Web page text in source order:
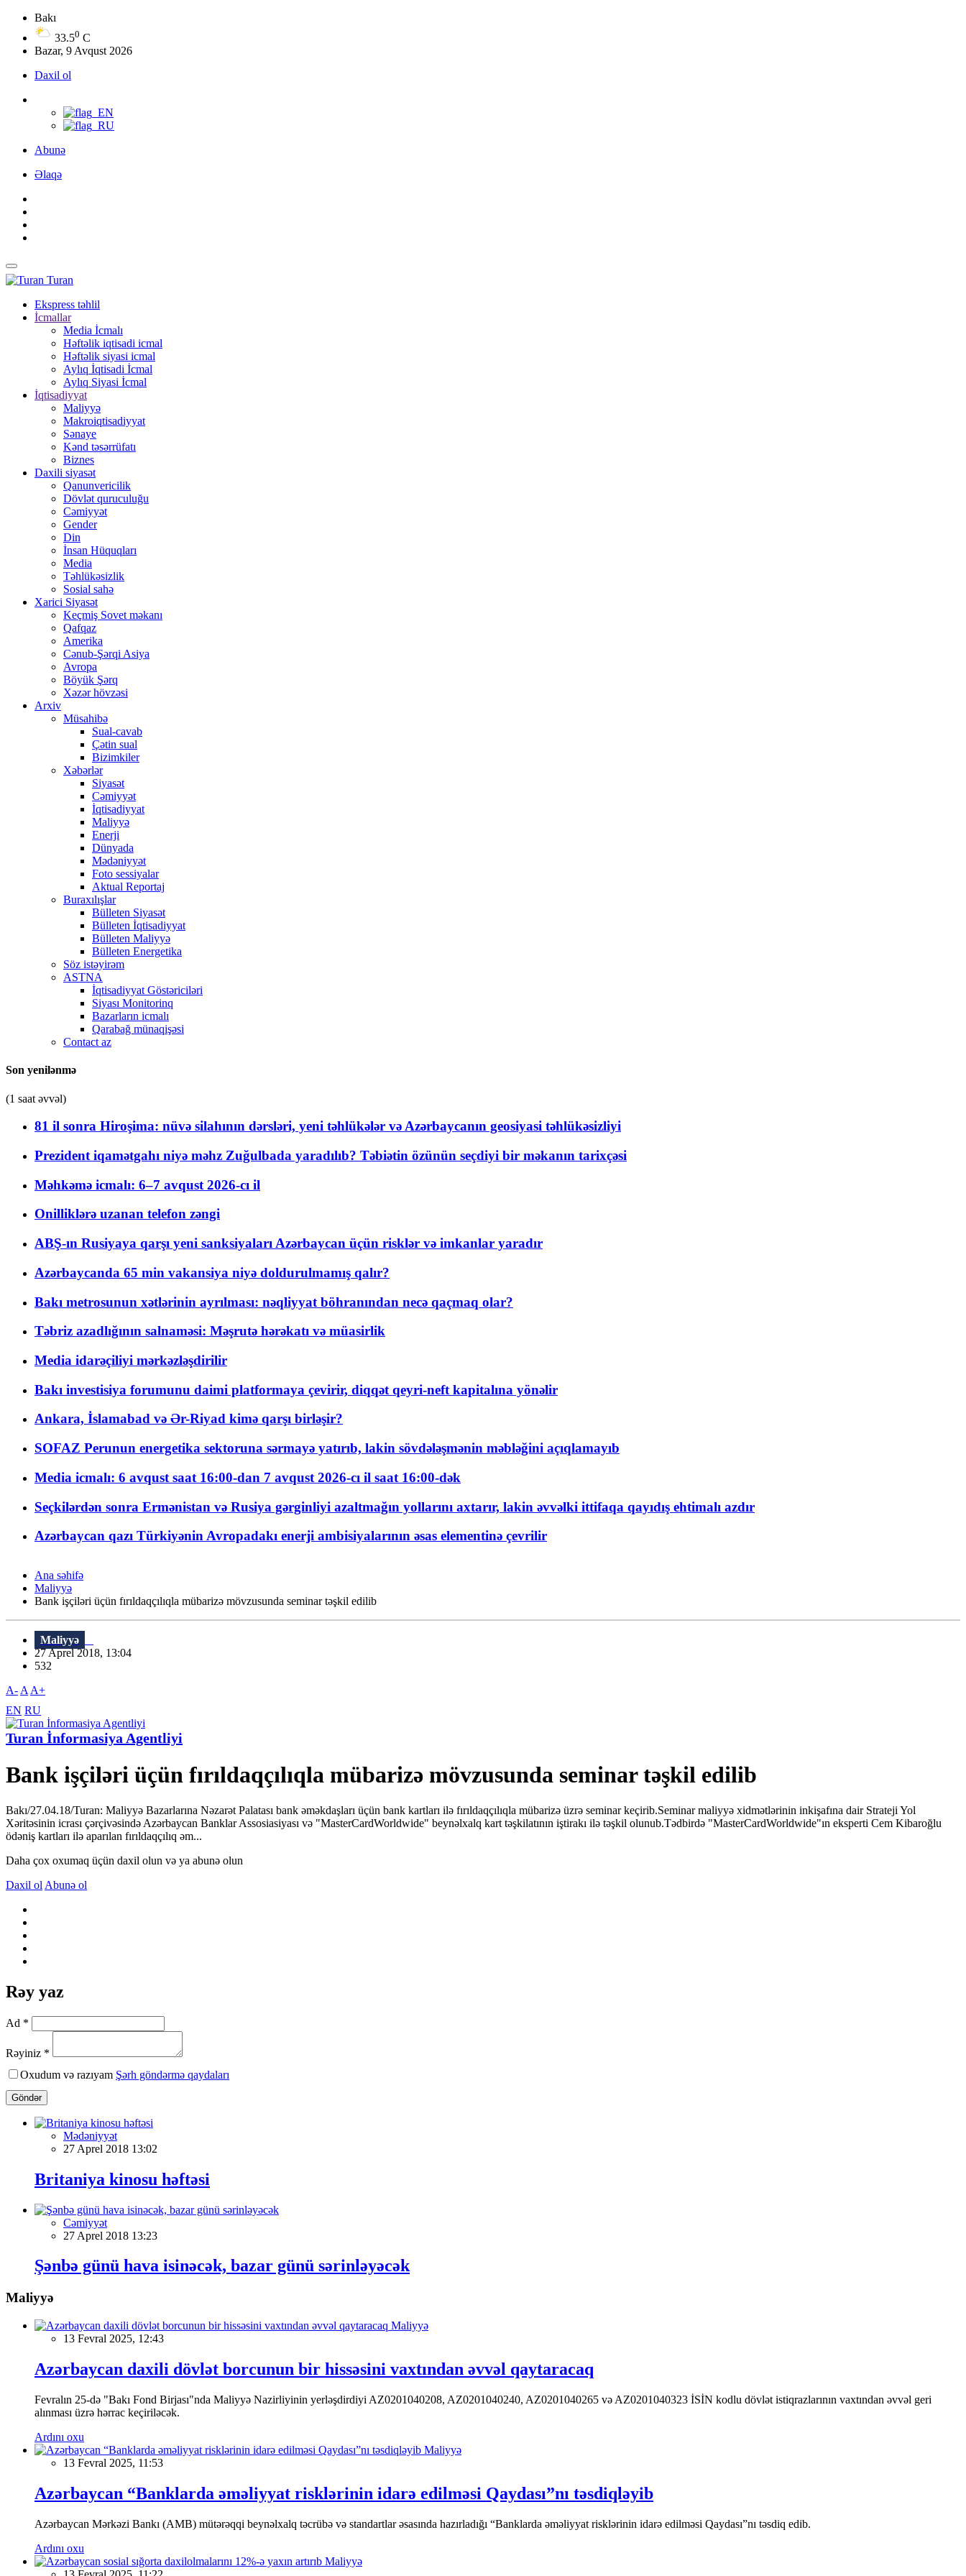
Bakı
33.50 C
Bazar, 9 Avqust 2026
Daxil ol
Abunə
Əlaqə
Turan
Ekspress təhlil
İcmallar
Media İcmalı
Həftəlik iqtisadi icmal
Həftəlik siyasi icmal
Aylıq İqtisadi İcmal
Aylıq Siyasi İcmal
İqtisadiyyat
Maliyyə
Makroiqtisadiyyat
Sənaye
Kənd təsərrüfatı
Biznes
Daxili siyasət
Qanunvericilik
Dövlət quruculuğu
Cəmiyyət
Gender
Din
İnsan Hüquqları
Media
Təhlükəsizlik
Sosial sahə
Xarici Siyasət
Keçmiş Sovet məkanı
Qafqaz
Amerika
Cənub-Şərqi Asiya
Avropa
Böyük Şərq
Xəzər hövzəsi
Arxiv
Müsahibə
Sual-cavab
Çətin sual
Bizimkiler
Xəbərlər
Siyasət
Cəmiyyət
İqtisadiyyat
Maliyyə
Enerji
Dünyada
Mədəniyyət
Foto sessiyalar
Aktual Reportaj
Buraxılışlar
Bülleten Siyasət
Bülleten İqtisadiyyat
Bülleten Maliyyə
Bülleten Energetika
Söz istəyirəm
ASTNA
İqtisadiyyat Göstəriciləri
Siyası Monitorinq
Bazarların icmalı
Qarabağ münaqişəsi
Contact az
Son yenilənmə
(1 saat əvvəl)
81 il sonra Hiroşima: nüvə silahının dərsləri, yeni təhlükələr və Azərbaycanın geosiyasi təhlükəsizliyi
Prezident iqamətgahı niyə məhz Zuğulbada yaradılıb? Təbiətin özünün seçdiyi bir məkanın tarixçəsi
Məhkəmə icmalı: 6–7 avqust 2026-cı il
Onilliklərə uzanan telefon zəngi
ABŞ-ın Rusiyaya qarşı yeni sanksiyaları Azərbaycan üçün risklər və imkanlar yaradır
Azərbaycanda 65 min vakansiya niyə doldurulmamış qalır?
Bakı metrosunun xətlərinin ayrılması: nəqliyyat böhranından necə qaçmaq olar?
Təbriz azadlığının salnaməsi: Məşrutə hərəkatı və müasirlik
Media idarəçiliyi mərkəzləşdirilir
Bakı investisiya forumunu daimi platformaya çevirir, diqqət qeyri-neft kapitalına yönəlir
Ankara, İslamabad və Ər-Riyad kimə qarşı birləşir?
SOFAZ Perunun energetika sektoruna sərmayə yatırıb, lakin sövdələşmənin məbləğini açıqlamayıb
Media icmalı: 6 avqust saat 16:00-dan 7 avqust 2026-cı il saat 16:00-dək
Seçkilərdən sonra Ermənistan və Rusiya gərginliyi azaltmağın yollarını axtarır, lakin əvvəlki ittifaqa qayıdış ehtimalı azdır
Azərbaycan qazı Türkiyənin Avropadakı enerji ambisiyalarının əsas elementinə çevrilir
Ana səhifə
Maliyyə
Bank işçiləri üçün fırıldaqçılıqla mübarizə mövzusunda seminar təşkil edilib
Maliyyə
27 Aprel 2018, 13:04
532
A- A A+
EN RU
Turan İnformasiya Agentliyi
Bank işçiləri üçün fırıldaqçılıqla mübarizə mövzusunda seminar təşkil edilib
Bakı/27.04.18/Turan: Maliyyə Bazarlarına Nəzarət Palatası bank əməkdaşları üçün bank kartları ilə fırıldaqçılıqla mübarizə üzrə seminar keçirib.Seminar maliyyə xidmətlərinin inkişafına dair Strateji Yol
Xəritəsinin icrası çərçivəsində Azərbaycan Banklar Assosiasiyası və "MasterCardWorldwide" beynəlxalq kart təşkilatının iştirakı ilə təşkil olunub.Tədbirdə "MasterCardWorldwide"ın eksperti Cem Kibaroğlu
ödəniş kartları ilə aparılan fırıldaqçılıq əm...
Daha çox oxumaq üçün daxil olun və ya abunə olun
Daxil ol Abunə ol
Rəy yaz
Ad *
Rəyiniz *
Oxudum və razıyam Şərh göndərmə qaydaları
Göndər
Mədəniyyət
27 Aprel 2018 13:02
Britaniya kinosu həftəsi
Cəmiyyət
27 Aprel 2018 13:23
Şənbə günü hava isinəcək, bazar günü sərinləyəcək
Maliyyə
Maliyyə
13 Fevral 2025, 12:43
Azərbaycan daxili dövlət borcunun bir hissəsini vaxtından əvvəl qaytaracaq
Fevralın 25-də "Bakı Fond Birjası"nda Maliyyə Nazirliyinin yerləşdirdiyi AZ0201040208, AZ0201040240, AZ0201040265 və AZ0201040323 İSİN kodlu dövlət istiqrazlarının vaxtından əvvəl geri
alınması üzrə hərrac keçiriləcək.
Ardını oxu
Maliyyə
13 Fevral 2025, 11:53
Azərbaycan “Banklarda əməliyyat risklərinin idarə edilməsi Qaydası”nı təsdiqləyib
Azərbaycan Mərkəzi Bankı (AMB) mütərəqqi beynəlxalq təcrübə və standartlar əsasında hazırladığı “Banklarda əməliyyat risklərinin idarə edilməsi Qaydası”nı təsdiq edib.
Ardını oxu
Maliyyə